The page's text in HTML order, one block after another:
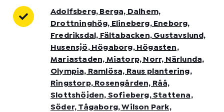
Adolfsberg, Berga, Dalhem,
Drottninghög, Elineberg, Eneborg,
Fredriksdal, Fältabacken, Gustavslund,
Husensjö, Högaborg, Högasten,
Mariastaden, Miatorp, Norr, Närlunda,
Olympia, Ramlösa, Raus plantering,
Ringstorp, Rosengården, Råå,
Slottshöjden, Sofieberg, Stattena,
Söder, Tågaborg, Wilson Park,